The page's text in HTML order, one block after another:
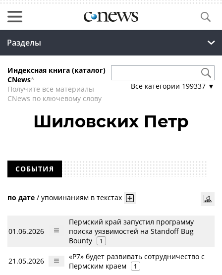
Разделы
Индексная книга (каталог)
CNews*
Получите все материалы
CNews по ключевому слову
Все категории 199337 ▼
Шиловских Петр
СОБЫТИЯ
по дате / упоминаниям в текстах
01.06.2026
Пермский край запустил программу
поиска уязвимостей на Standoff Bug
Bounty
1
21.05.2026
«Р7» будет развивать сотрудничество с
Пермским краем
1